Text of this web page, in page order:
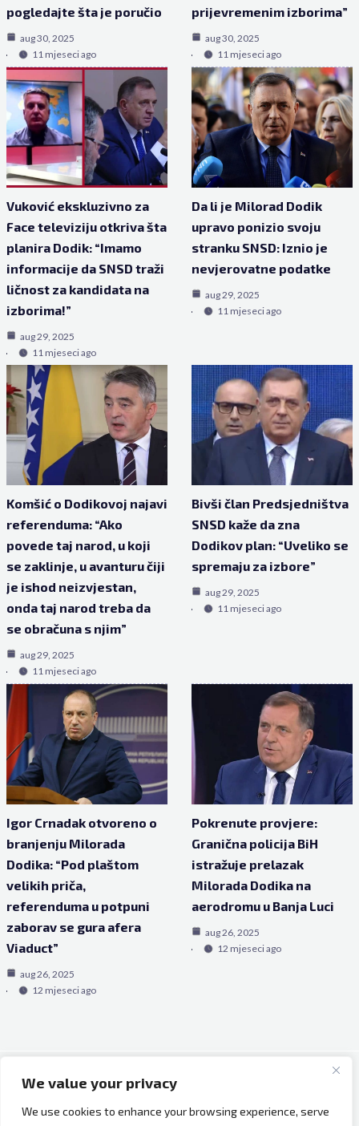
We value your privacy
We use cookies to enhance your browsing experience, serve
pogledajte šta je poručio
aug 30, 2025
11 mjeseci ago
prijevremenim izborima”
aug 30, 2025
11 mjeseci ago
Vuković ekskluzivno za
Face televiziju otkriva šta
planira Dodik: “Imamo
informacije da SNSD traži
ličnost za kandidata na
izborima!”
aug 29, 2025
11 mjeseci ago
Da li je Milorad Dodik
upravo ponizio svoju
stranku SNSD: Iznio je
nevjerovatne podatke
aug 29, 2025
11 mjeseci ago
Komšić o Dodikovoj najavi
referenduma: “Ako
povede taj narod, u koji
se zaklinje, u avanturu čiji
je ishod neizvjestan,
onda taj narod treba da
se obračuna s njim”
aug 29, 2025
11 mjeseci ago
Bivši član Predsjedništva
SNSD kaže da zna
Dodikov plan: “Uveliko se
spremaju za izbore”
aug 29, 2025
11 mjeseci ago
Igor Crnadak otvoreno o
branjenju Milorada
Dodika: “Pod plaštom
velikih priča,
referenduma u potpuni
zaborav se gura afera
Viaduct”
aug 26, 2025
12 mjeseci ago
Pokrenute provjere:
Granična policija BiH
istražuje prelazak
Milorada Dodika na
aerodromu u Banja Luci
aug 26, 2025
12 mjeseci ago
Copyright © 2026 Bh Dijaspora.
O nama